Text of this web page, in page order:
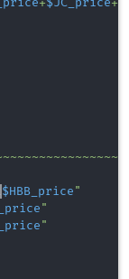
$HBB_price"
"
"